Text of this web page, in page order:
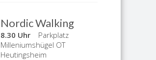
Nordic Walking
8.30 Uhr
Parkplatz
Milleniumshügel OT
Heutingsheim